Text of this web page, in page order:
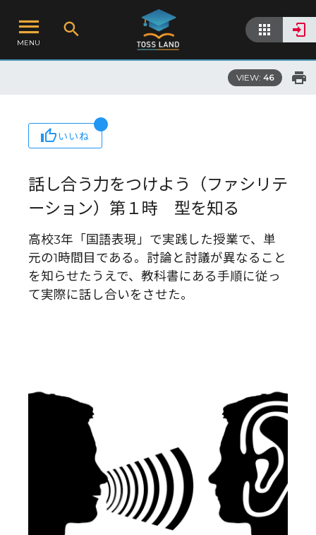
MENU
VIEW: 46
いいね
話し合う力をつけよう（ファシリテ
ーション）第１時 型を知る
高校3年「国語表現」で実践した授業で、単
元の1時間目である。討論と討議が異なること
を知らせたうえで、教科書にある手順に従っ
て実際に話し合いをさせた。